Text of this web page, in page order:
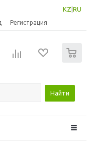
KZ RU
Регистрация
Найти